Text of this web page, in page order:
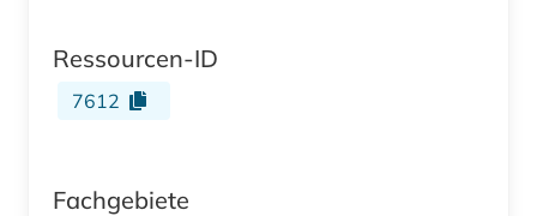
Ressourcen-ID
7612
Fachgebiete